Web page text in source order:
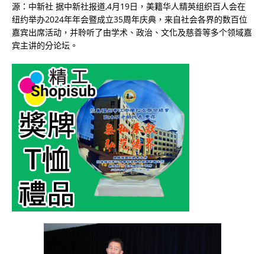
源：中新社 据中新社报道,4月19日，美籍华人精英组织百人会在
纽约举办2024年年会暨成立35周年庆典，来自社会各界的数百位
嘉宾出席活动，并聆听了由学术、政治、文化及慈善等多个领域嘉
宾主讲的分论坛。